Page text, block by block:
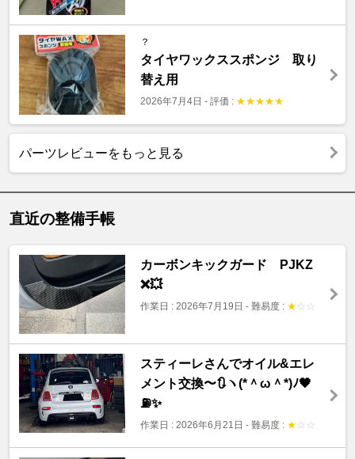
？
タイヤワックススポンジ 取り
替え用
2026年7月4日 - 評価 : ★★★★★
パーツレビューをもっと見る
直近の整備手帳
カーボンキックガード PJKZ
❌💥
作業日 : 2026年7月19日 - 難易度 : ★ ☆ ☆
スティーレさんでオイル&エレ
メント交換〜🔃ヽ(*＾ω＾*)ﾉ🖤
⛽️✨
作業日 : 2026年6月21日 - 難易度 : ★ ☆ ☆